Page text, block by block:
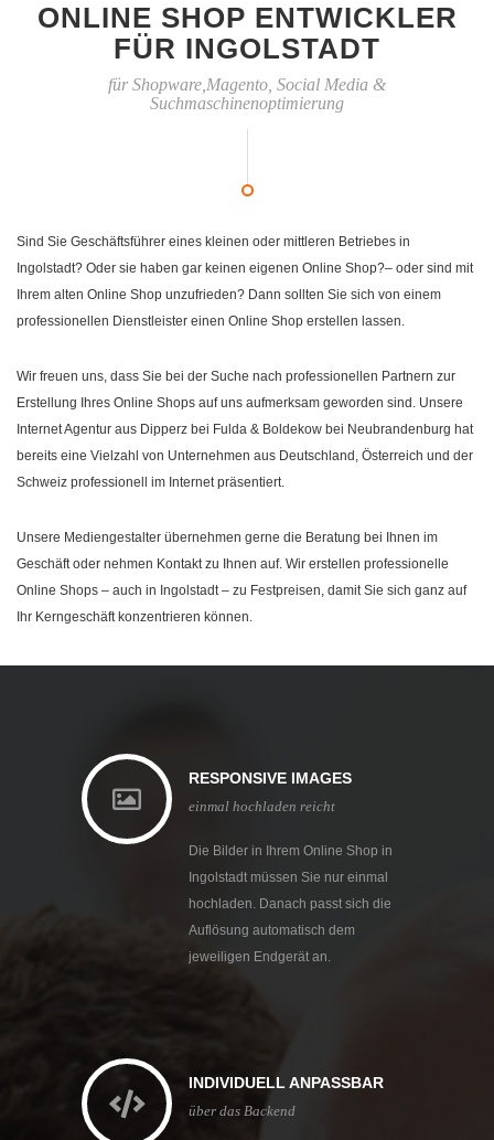
ONLINE SHOP ENTWICKLER
FÜR INGOLSTADT
für Shopware,Magento, Social Media &
Suchmaschinenoptimierung
Sind Sie Geschäftsführer eines kleinen oder mittleren Betriebes in
Ingolstadt? Oder sie haben gar keinen eigenen Online Shop?– oder sind mit
Ihrem alten Online Shop unzufrieden? Dann sollten Sie sich von einem
professionellen Dienstleister einen Online Shop erstellen lassen.
Wir freuen uns, dass Sie bei der Suche nach professionellen Partnern zur
Erstellung Ihres Online Shops auf uns aufmerksam geworden sind. Unsere
Internet Agentur aus Dipperz bei Fulda & Boldekow bei Neubrandenburg hat
bereits eine Vielzahl von Unternehmen aus Deutschland, Österreich und der
Schweiz professionell im Internet präsentiert.
Unsere Mediengestalter übernehmen gerne die Beratung bei Ihnen im
Geschäft oder nehmen Kontakt zu Ihnen auf. Wir erstellen professionelle
Online Shops – auch in Ingolstadt – zu Festpreisen, damit Sie sich ganz auf
Ihr Kerngeschäft konzentrieren können.
RESPONSIVE IMAGES
einmal hochladen reicht
Die Bilder in Ihrem Online Shop in
Ingolstadt müssen Sie nur einmal
hochladen. Danach passt sich die
Auflösung automatisch dem
jeweiligen Endgerät an.
INDIVIDUELL ANPASSBAR
über das Backend